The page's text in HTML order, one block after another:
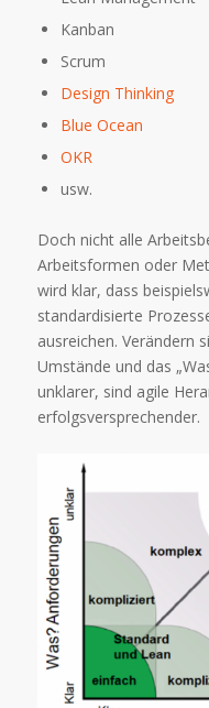
Kanban
Scrum
Design Thinking
Blue Ocean
OKR
usw.
Doch nicht alle
Arbeitsformen oder
wird klar, dass
standardisierte
ausreichen. Verändern
Umstände und das
unklarer, sind agile
erfolgsversprechender.